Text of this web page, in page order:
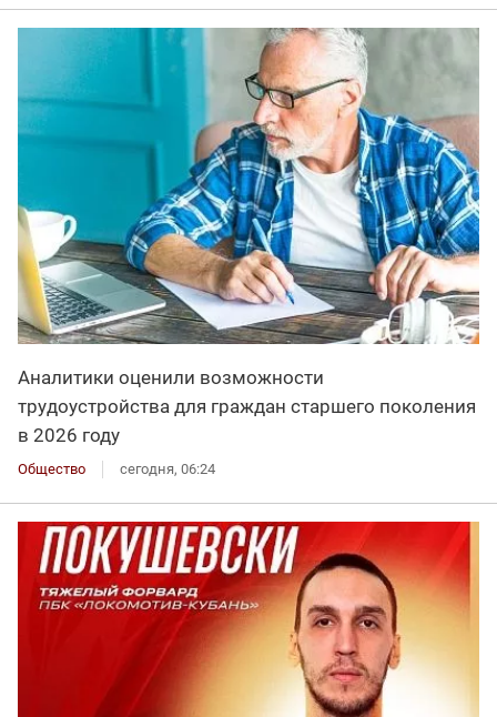
Аналитики оценили возможности
трудоустройства для граждан старшего поколения
в 2026 году
Общество сегодня, 06:24